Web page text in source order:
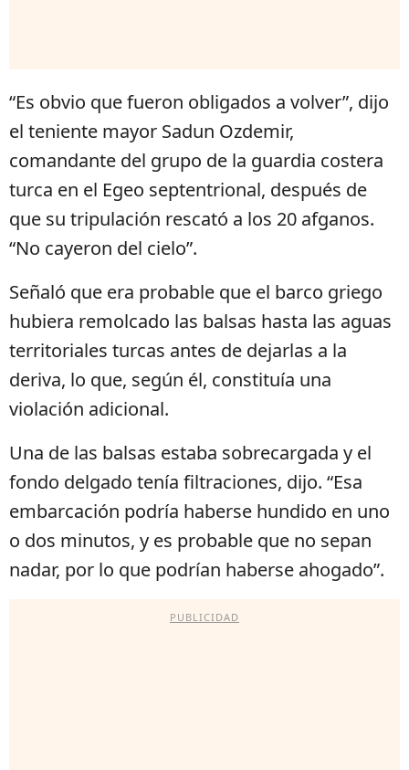
“Es obvio que fueron obligados a volver”, dijo
el teniente mayor Sadun Ozdemir,
comandante del grupo de la guardia costera
turca en el Egeo septentrional, después de
que su tripulación rescató a los 20 afganos.
“No cayeron del cielo”.
Señaló que era probable que el barco griego
hubiera remolcado las balsas hasta las aguas
territoriales turcas antes de dejarlas a la
deriva, lo que, según él, constituía una
violación adicional.
Una de las balsas estaba sobrecargada y el
fondo delgado tenía filtraciones, dijo. “Esa
embarcación podría haberse hundido en uno
o dos minutos, y es probable que no sepan
nadar, por lo que podrían haberse ahogado”.
PUBLICIDAD